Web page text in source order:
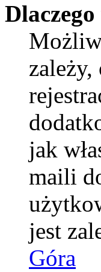
jak
maili
jest
Góra